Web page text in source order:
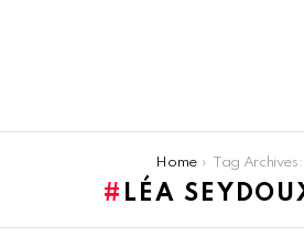
Home Tag Archives: Léa
LÉA